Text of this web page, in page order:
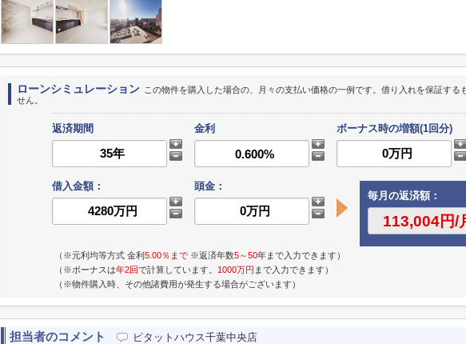
ローンシミュレーション この物件を購入した場合の、月々の支払い価格の一例です。借り入れを保証する
せん。
返済期間 金利 ボーナス時の増額(1回分)
借入金額：
頭金：
毎月の返済額：
（※元利均等方式 金利5.00％まで ※返済年数5～50年まで入力できます）
（※ボーナスは年2回で計算しています。 1000万円 まで入力できます）
（※物件購入時、その他諸費用が発生する場合がございます）
担当者のコメント ピタットハウス千葉中央店